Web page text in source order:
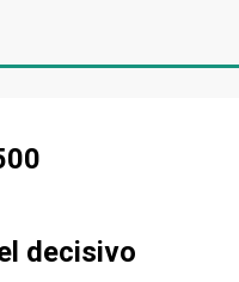
decisivo